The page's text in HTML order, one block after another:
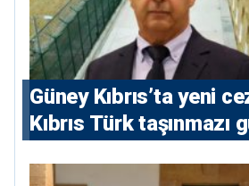
Güney Kıbrıs’ta yeni
Kıbrıs Türk taşınmazı